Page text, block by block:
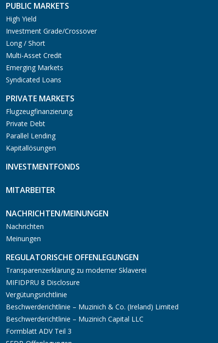
PUBLIC MARKETS
High Yield
Investment Grade/Crossover
Long / Short
Multi-Asset Credit
Emerging Markets
Syndicated Loans
PRIVATE MARKETS
Flugzeugfinanzierung
Private Debt
Parallel Lending
Kapitallösungen
INVESTMENTFONDS
MITARBEITER
NACHRICHTEN/MEINUNGEN
Nachrichten
Meinungen
REGULATORISCHE OFFENLEGUNGEN
Transparenzerklärung zu moderner Sklaverei
MIFIDPRU 8 Disclosure
Vergütungsrichtlinie
Beschwerderichtlinie – Muzinich & Co. (Ireland) Limited
Beschwerderichtlinie – Muzinich Capital LLC
Formblatt ADV Teil 3